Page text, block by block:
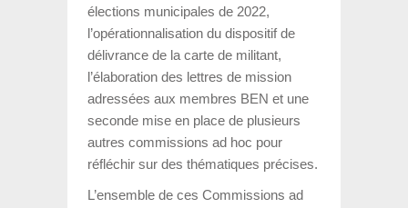
élections municipales de 2022,
l’opérationnalisation du dispositif de
délivrance de la carte de militant,
l’élaboration des lettres de mission
adressées aux membres BEN et une
seconde mise en place de plusieurs
autres commissions ad hoc pour
réfléchir sur des thématiques précises.
L’ensemble de ces Commissions ad